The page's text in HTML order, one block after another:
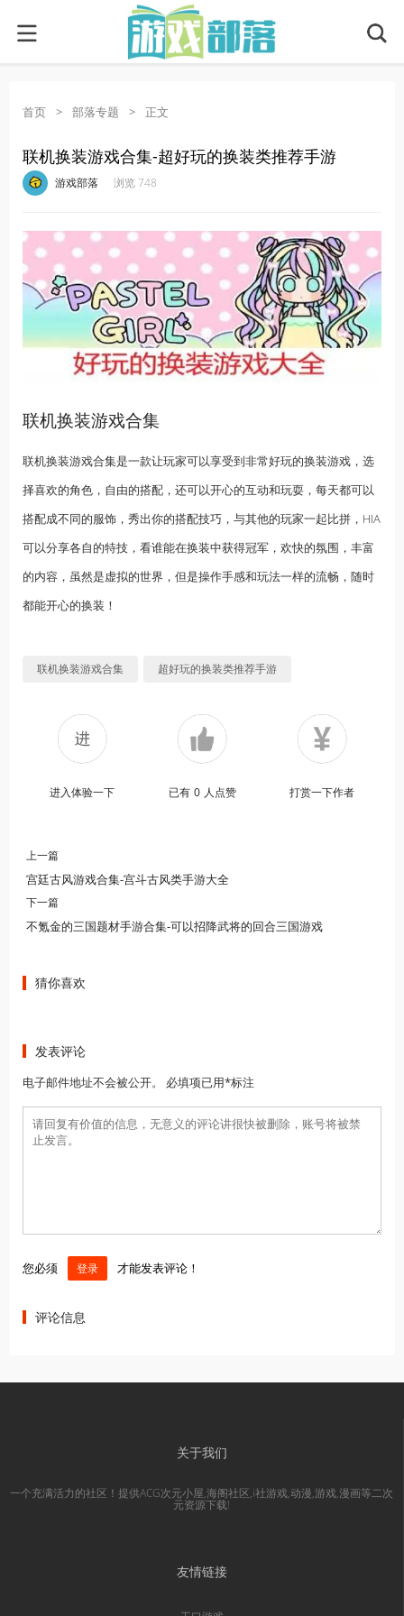
首页 > 部落专题 > 正文
联机换装游戏合集-超好玩的换装类推荐手游
游戏部落 浏览 748
联机换装游戏合集
联机换装游戏合集是一款让玩家可以享受到非常好玩的换装游戏，选
择喜欢的角色，自由的搭配，还可以开心的互动和玩耍，每天都可以
搭配成不同的服饰，秀出你的搭配技巧，与其他的玩家一起比拼，HIA
可以分享各自的特技，看谁能在换装中获得冠军，欢快的氛围，丰富
的内容，虽然是虚拟的世界，但是操作手感和玩法一样的流畅，随时
都能开心的换装！
联机换装游戏合集 超好玩的换装类推荐手游
进入体验一下 已有 0 人点赞 打赏一下作者
上一篇
宫廷古风游戏合集-宫斗古风类手游大全
下一篇
不氪金的三国题材手游合集-可以招降武将的回合三国游戏
猜你喜欢
发表评论
电子邮件地址不会被公开。 必填项已用*标注
您必须 登录 才能发表评论！
评论信息
关于我们
一个充满活力的社区！提供ACG次元小屋,海阁社区,i社游戏,动漫,游戏,漫画等二次
元资源下载!
友情链接